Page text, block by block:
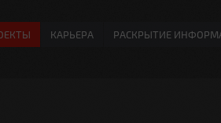
КАРЬЕРА РАСКРЫТИЕ